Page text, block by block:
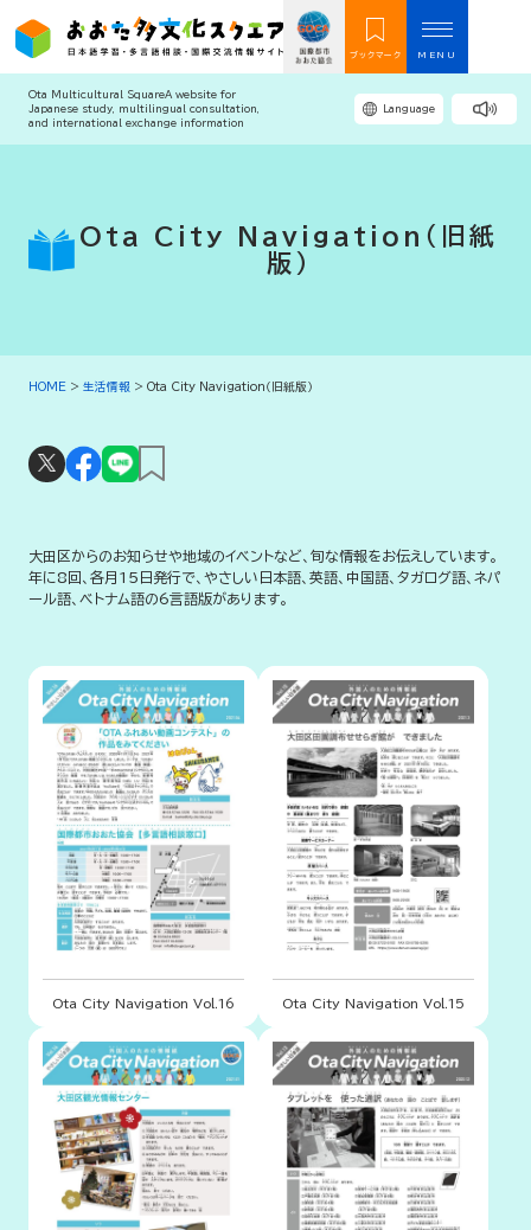
ブックマーク MENU
Ota Multicultural SquareA website for
Japanese study, multilingual consultation,
and international exchange information
Language
Ota City Navigation（旧紙
版）
HOME > 生活情報 > Ota City Navigation（旧紙版）
大田区からのお知らせや地域のイベントなど、旬な情報をお伝えしています。
年に8回、各月15日発行で、やさしい日本語、英語、中国語、タガログ語、ネパ
ール語、ベトナム語の6言語版があります。
Ota City Navigation Vol.16 Ota City Navigation Vol.15